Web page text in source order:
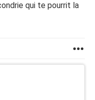
qui te pourrit la